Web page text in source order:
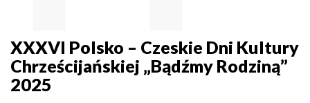
XXXVI Polsko – Czeskie Dni Kultury
Chrześcijańskiej „Bądźmy Rodziną”
2025